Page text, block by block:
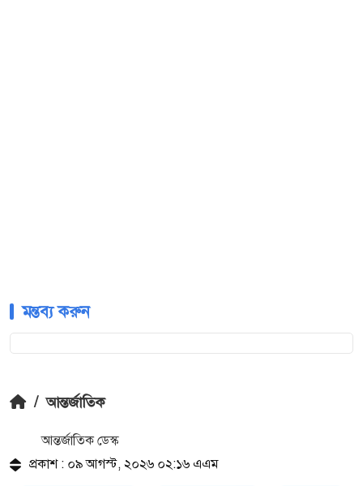
মন্তব্য করুন
/ আন্তর্জাতিক
আন্তর্জাতিক ডেস্ক
প্রকাশ : ০৯ আগস্ট, ২০২৬ ০২:১৬ এএম